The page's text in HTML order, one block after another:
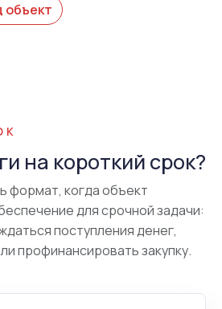
объект
на короткий срок?
формат, когда объект
для срочной задачи:
поступления денег,
профинансировать закупку.